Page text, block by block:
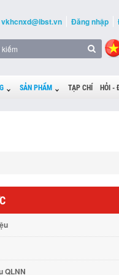
vkhcnxd@ibst.vn Đăng nhập
SẢN PHẨM TẠP CHÍ HỎI -
QLNN